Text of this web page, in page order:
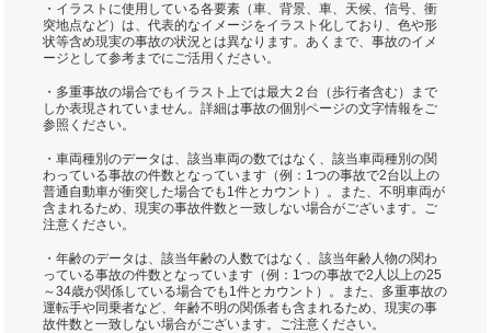
・イラストに使用している各要素（車、背景、車、天候、信号、衝
突地点など）は、代表的なイメージをイラスト化しており、色や形
状等含め現実の事故の状況とは異なります。あくまで、事故のイメ
ージとして参考までにご活用ください。
・多重事故の場合でもイラスト上では最大２台（歩行者含む）まで
しか表現されていません。詳細は事故の個別ページの文字情報をご
参照ください。
・車両種別のデータは、該当車両の数ではなく、該当車両種別の関
わっている事故の件数となっています（例：1つの事故で2台以上の
普通自動車が衝突した場合でも1件とカウント）。また、不明車両が
含まれるため、現実の事故件数と一致しない場合がございます。ご
注意ください。
・年齢のデータは、該当年齢の人数ではなく、該当年齢人物の関わ
っている事故の件数となっています（例：1つの事故で2人以上の25
～34歳が関係している場合でも1件とカウント）。また、多重事故の
運転手や同乗者など、年齢不明の関係者も含まれるため、現実の事
故件数と一致しない場合がございます。ご注意ください。